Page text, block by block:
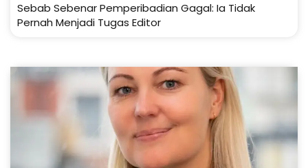
Sebab Sebenar Pemperibadian Gagal: Ia Tidak
Pernah Menjadi Tugas Editor